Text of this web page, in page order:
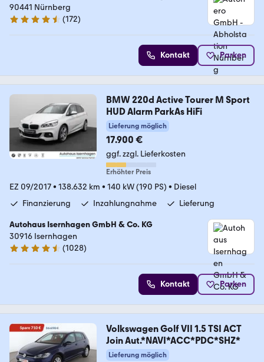
90441 Nürnberg
4.5 Sterne
(172)
Kontakt Parken
BMW 220d Active Tourer M Sport
HUD Alarm ParkAs HiFi
Lieferung möglich
17.900 €
ggf. zzgl. Lieferkosten
Erhöhter Preis
EZ 09/2017• 138.632 km • 140 kW (190 PS) • Diesel
Finanzierung
Inzahlungnahme Lieferung
Autohaus Isernhagen GmbH & Co. KG
30916 Isernhagen
4.5 Sterne
(1028)
Kontakt Parken
Volkswagen Golf VII 1.5 TSI ACT
Join Aut.*NAVI*ACC*PDC*SHZ*
Lieferung möglich